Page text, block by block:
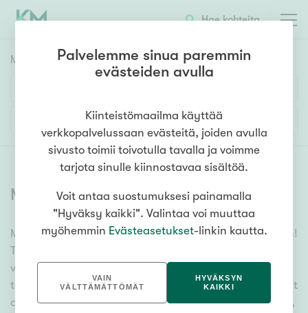
Hae kohteita
Myyntikohteet
1h 2h 3h 4h 5h+
Asuntotyyppi
Kerros-/luhtitalo
Rivitalo/paritalo
Omakoti-/erillistalo
Maa- tai metsätila
Lisää hakuehtoja
Myytävät asunnot (6324)
Meiltä löydät myytävät asunnot, oli tarpeesi mikä vain!
Tuhansien kohteiden ja satojen kiinteistönvälittäjien
verkostomme auttaa sinua kenties elämäsi
tärkeimmässä päätöksessä. Katso alta kaikki myytävät
asunnot. Hyödynnä myös kätevää hakutyökaluamme,
Palvelemme sinua paremmin
evästeiden avulla
Kiinteistömaailma käyttää
verkkopalvelussaan evästeitä, joiden avulla
sivusto toimii toivotulla tavalla ja voimme
tarjota sinulle kiinnostavaa sisältöä.
Voit antaa suostumuksesi painamalla
"Hyväksy kaikki". Valintaa voi muuttaa
myöhemmin Evästeasetukset-linkin kautta.
VAIN
VÄLTTÄMÄTTÖMÄT
HYVÄKSYN
KAIKKI